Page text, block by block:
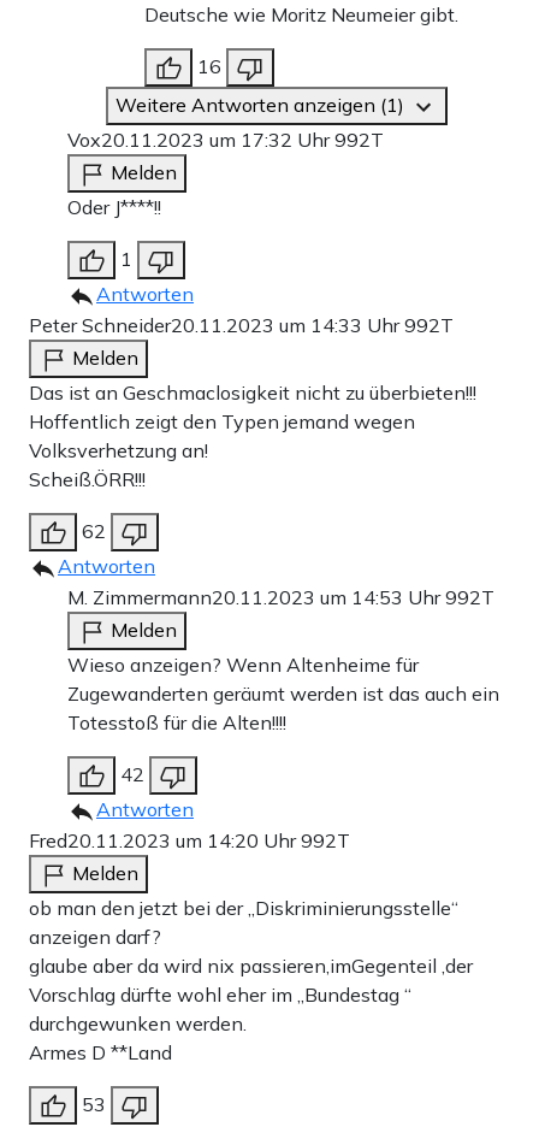
Deutsche wie Moritz Neumeier gibt.
16
Weitere Antworten anzeigen (1)
Vox20.11.2023 um 17:32 Uhr992T
Melden
Oder J****!!
1
Antworten
Peter Schneider20.11.2023 um 14:33 Uhr992T
Melden
Das ist an Geschmaclosigkeit nicht zu überbieten!!!
Hoffentlich zeigt den Typen jemand wegen
Volksverhetzung an!
Scheiß.ÖRR!!!
62
Antworten
M. Zimmermann20.11.2023 um 14:53 Uhr992T
Melden
Wieso anzeigen? Wenn Altenheime für
Zugewanderten geräumt werden ist das auch ein
Totesstoß für die Alten!!!!
42
Antworten
Fred20.11.2023 um 14:20 Uhr992T
Melden
ob man den jetzt bei der „Diskriminierungsstelle“
anzeigen darf?
glaube aber da wird nix passieren,imGegenteil ,der
Vorschlag dürfte wohl eher im „Bundestag “
durchgewunken werden.
Armes D **Land
53